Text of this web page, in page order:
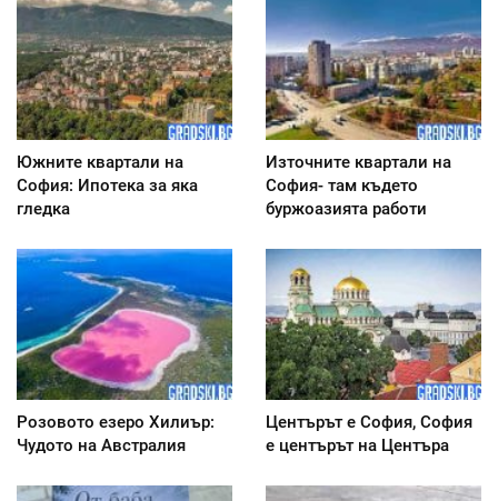
Южните квартали на
София: Ипотека за яка
гледка
Източните квартали на
София- там където
буржоазията работи
Розовото езеро Хилиър:
Чудото на Австралия
Центърът е София, София
е центърът на Центъра